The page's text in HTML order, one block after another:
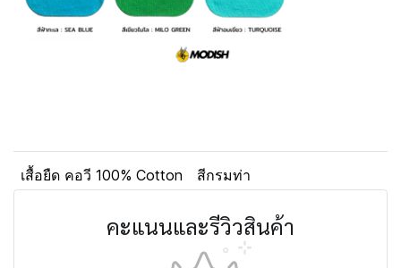
เสื้อยืด คอวี 100% Cotton สีกรมท่า
คะแนนและรีวิวสินค้า